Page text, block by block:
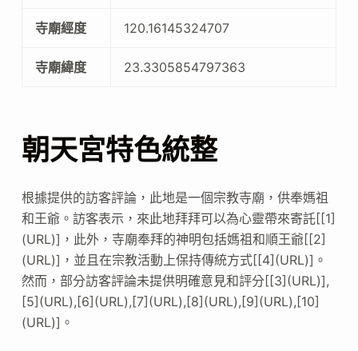
寺廟經度 120.16145324707
寺廟緯度 23.3305854797363
朝天宮特色統整
根據提供的訪客評論，此地是一個宗教寺廟，供奉媽祖
和王爺。訪客表示，來此地拜拜可以為心靈帶來寄託[[1]
(URL)]，此外，寺廟奉拜的神明包括媽祖和順王爺[[2]
(URL)]，並且在宗教活動上保持傳統方式[[4](URL)]。
然而，部分訪客評論未提供明確意見和評分[[3](URL)],
[5](URL),[6](URL),[7](URL),[8](URL),[9](URL),[10]
(URL)]。